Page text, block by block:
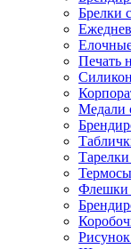
Брелки
Печать
Медали
Флешки